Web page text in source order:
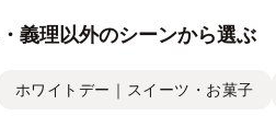
義理以外のシーンから選ぶ
ホワイトデー｜スイーツ・お菓子